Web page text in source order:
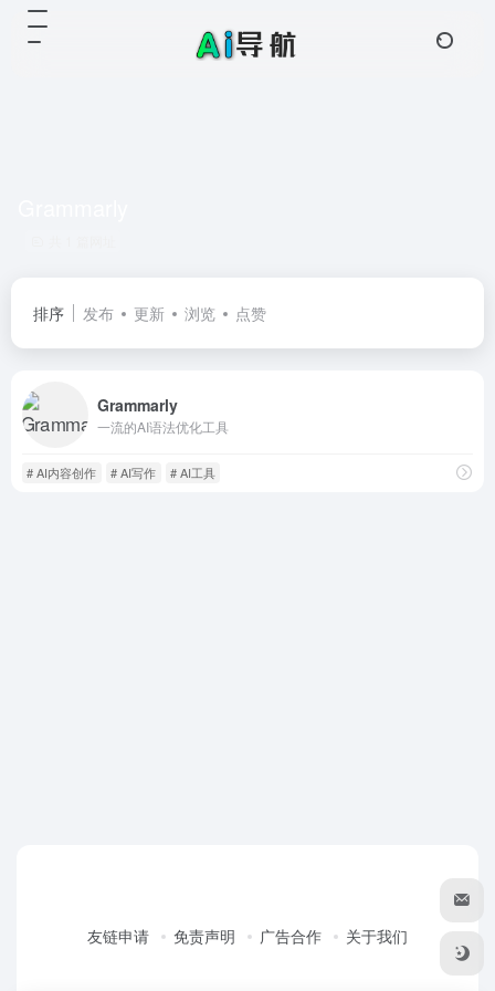
排序 发布 更新 浏览 点赞
Grammarly
一流的AI语法优化工具
# AI内容创作 # AI写作 # AI工具
友链申请 免责声明 广告合作 关于我们